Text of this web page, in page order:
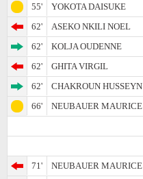
55'
YOKOTA DAISUKE
62'
ASEKO NKILI NOEL
62'
KOLJA OUDENNE
62'
GHITA VIRGIL
62'
CHAKROUN HUSSEYN
66'
NEUBAUER MAURICE
71'
NEUBAUER MAURICE